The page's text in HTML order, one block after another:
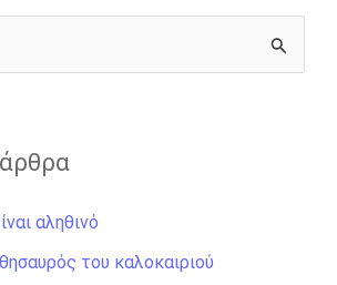
k
αληθινό
του καλοκαιριού